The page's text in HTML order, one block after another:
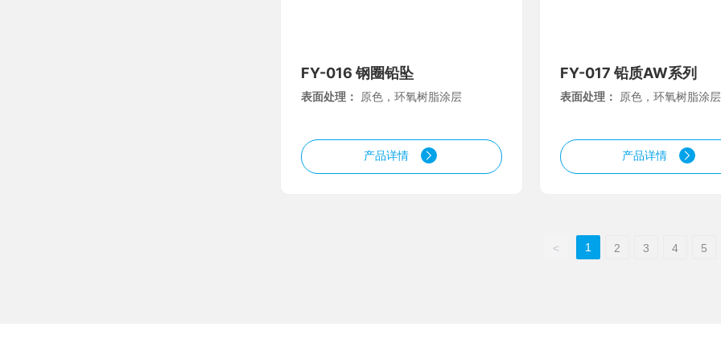
FY-016 钢圈铅坠
表面处理： 原色，环氧树脂涂层
产品详情
FY-017 铅质AW系列
表面处理： 原色，环氧树脂涂层
产品详情
< 1 2 3 4 5